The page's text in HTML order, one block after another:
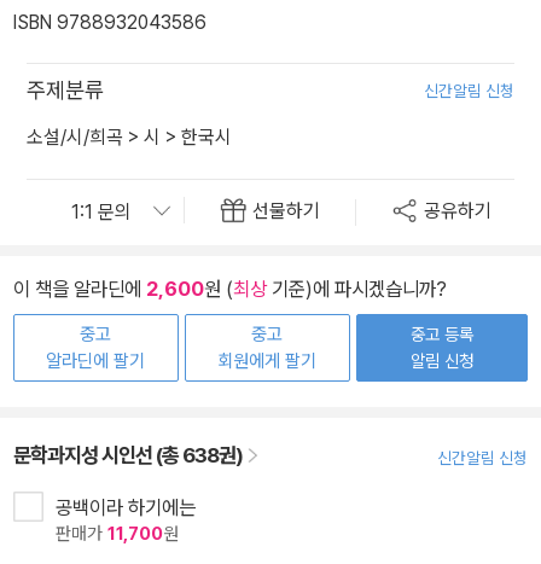
ISBN 9788932043586
주제분류 신간알림 신청
소설/시/희곡 > 시 > 한국시
선물하기 공유하기
이 책을 알라딘에 2,600원 (최상기준)에 파시겠습니까?
중고
알라딘에 팔기
중고
회원에게 팔기
중고 등록
알림 신청
문학과지성 시인선 (총 638권) 신간알림 신청
공백이라 하기에는
판매가 11,700원